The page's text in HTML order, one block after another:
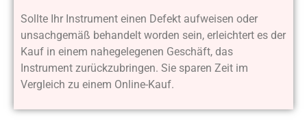
Sollte Ihr Instrument einen Defekt aufweisen oder
unsachgemäß behandelt worden sein, erleichtert es der
Kauf in einem nahegelegenen Geschäft, das
Instrument zurückzubringen. Sie sparen Zeit im
Vergleich zu einem Online-Kauf.